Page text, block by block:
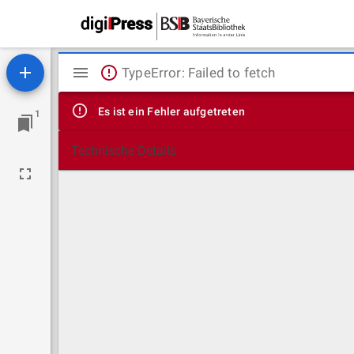
1
Mirador
Viewer
TypeError: Failed to fetch
Es ist ein Fehler aufgetreten
Technische Details